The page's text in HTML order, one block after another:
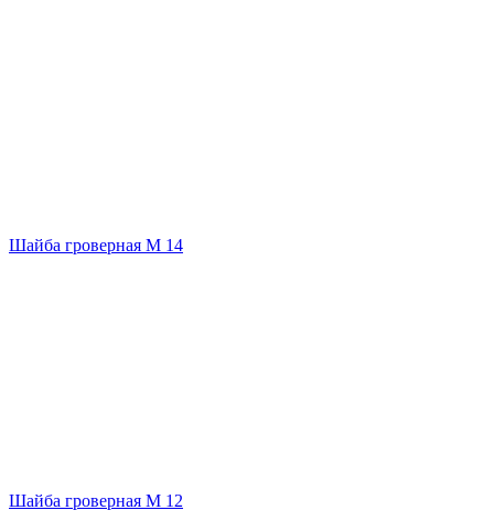
Шайба гроверная М 14
Шайба гроверная М 12